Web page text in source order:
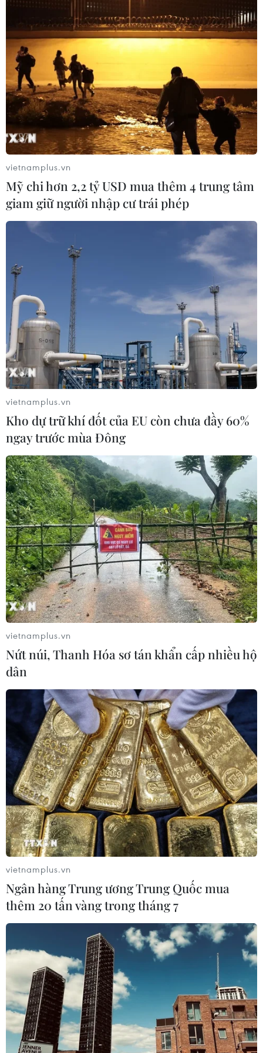
vietnamplus.vn
Mỹ chi hơn 2,2 tỷ USD mua thêm 4 trung tâm
giam giữ người nhập cư trái phép
vietnamplus.vn
Kho dự trữ khí đốt của EU còn chưa đầy 60%
ngay trước mùa Đông
vietnamplus.vn
Nứt núi, Thanh Hóa sơ tán khẩn cấp nhiều hộ
dân
vietnamplus.vn
Ngân hàng Trung ương Trung Quốc mua
thêm 20 tấn vàng trong tháng 7